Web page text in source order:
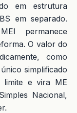
em estrutura
em separado.
permanece
O valor do
como
simplificado
limite e vira ME
Nacional,